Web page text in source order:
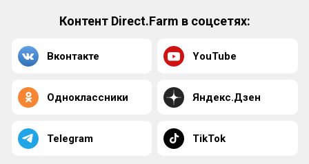
Контент Direct.Farm в соцсетях:
Вконтакте YouTube
Одноклассники Яндекс.Дзен
Telegram TikTok